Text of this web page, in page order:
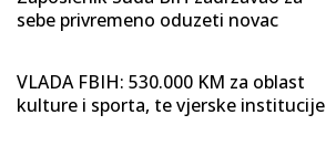
sebe privremeno oduzeti novac
VLADA FBIH: 530.000 KM za oblast
kulture i sporta, te vjerske institucije